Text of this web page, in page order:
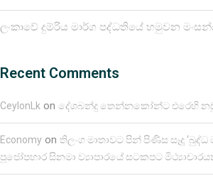
ලංකාවේ දුම්රිය මාර්ග පද්ධතියේ හමුවන
Recent Comments
CeylonLk on දේශබන්දු තෙන්නකෝන්ට එරෙහි නඩු
Economy on තිලංග මාතාවට පින් පිණිස සෑදූ ‘බුද්ධ
පූජෝපහාර සිනමා ව්‍යාපාරයේ සටකපට